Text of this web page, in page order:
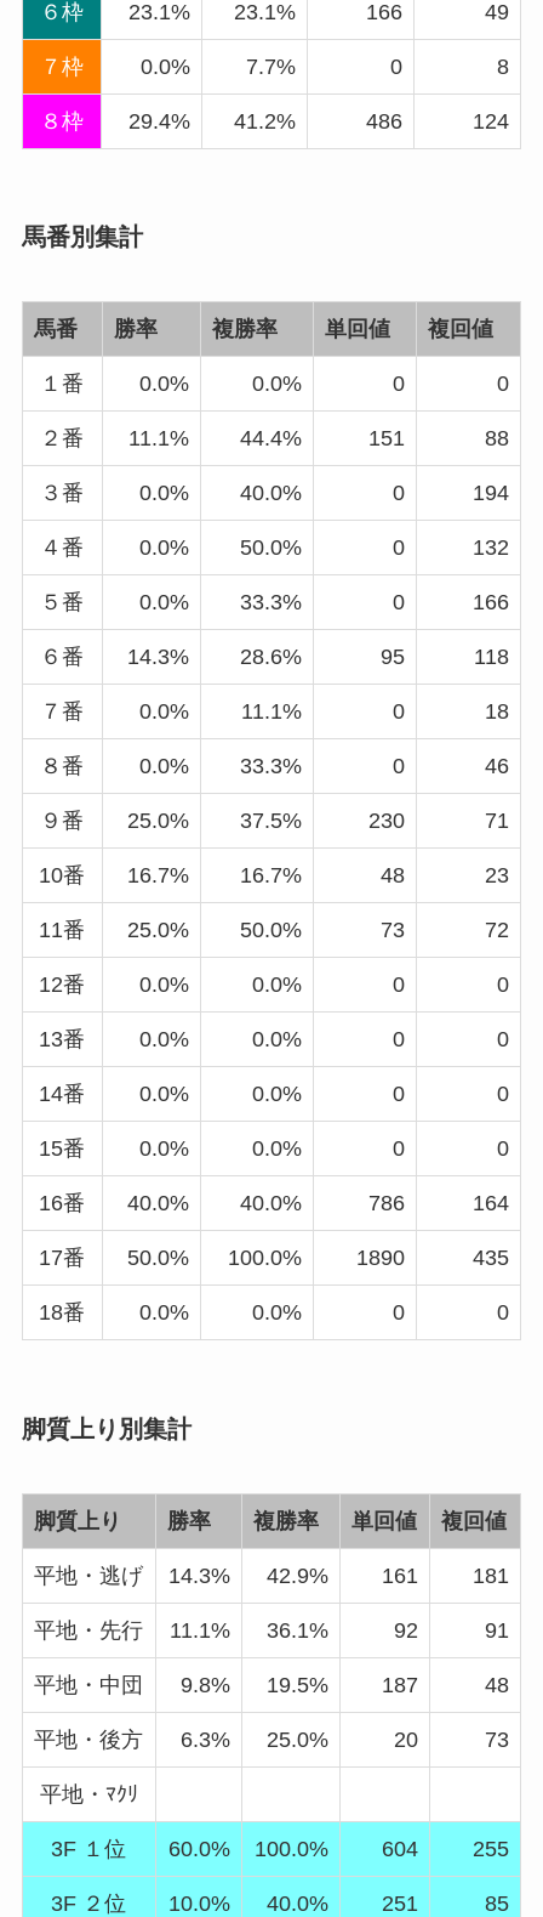
６枠 23.1% 23.1% 166 49
７枠 0.0% 7.7% 0 8
８枠 29.4% 41.2% 486 124
馬番別集計
馬番 勝率 複勝率 単回値 複回値
１番 0.0% 0.0% 0 0
２番 11.1% 44.4% 151 88
３番 0.0% 40.0% 0 194
４番 0.0% 50.0% 0 132
５番 0.0% 33.3% 0 166
６番 14.3% 28.6% 95 118
７番 0.0% 11.1% 0 18
８番 0.0% 33.3% 0 46
９番 25.0% 37.5% 230 71
10番 16.7% 16.7% 48 23
11番 25.0% 50.0% 73 72
12番 0.0% 0.0% 0 0
13番 0.0% 0.0% 0 0
14番 0.0% 0.0% 0 0
15番 0.0% 0.0% 0 0
16番 40.0% 40.0% 786 164
17番 50.0% 100.0% 1890 435
18番 0.0% 0.0% 0 0
脚質上り別集計
脚質上り 勝率 複勝率 単回値 複回値
平地・逃げ 14.3% 42.9% 161 181
平地・先行 11.1% 36.1% 92 91
平地・中団 9.8% 19.5% 187 48
平地・後方 6.3% 25.0% 20 73
平地・ﾏｸﾘ
3F １位 60.0% 100.0% 604 255
3F ２位 10.0% 40.0% 251 85